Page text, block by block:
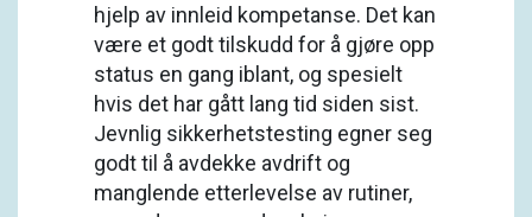
hjelp av innleid kompetanse. Det kan
være et godt tilskudd for å gjøre opp
status en gang iblant, og spesielt
hvis det har gått lang tid siden sist.
Jevnlig sikkerhetstesting egner seg
godt til å avdekke avdrift og
manglende etterlevelse av rutiner,